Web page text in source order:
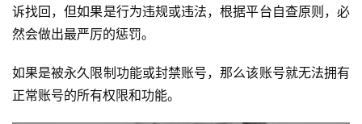
投
稿
每
日
诉找回，但如果是行为违规或违法，根据平台自查原则，必
然会做出最严厉的惩罚。
如果是被永久限制功能或封禁账号，那么该账号就无法拥有
正常账号的所有权限和功能。